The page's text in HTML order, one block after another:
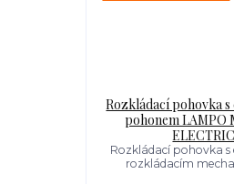
Rozkládací pohovka
pohonem LAMPO
ELECTRIC
Rozkládací pohovka
rozkládacím